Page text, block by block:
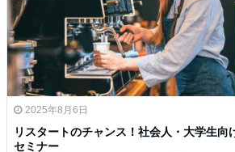
2025年8月6日
リスタートのチャンス！社会人・大学生向
セミナー